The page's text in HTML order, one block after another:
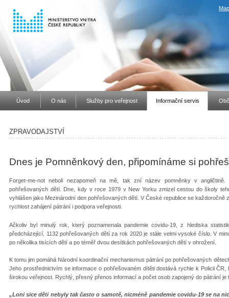
Úvod O nás Služby pro veřejnost Informační servis
ZPRAVODAJSTVÍ
Dnes je Pomněnkový den, připomínáme si
Forget-me-not neboli nezapomeň na mě, tak zní název pomněnky v
pohřešovaných dětí. Dne, kdy v roce 1979 v New Yorku zmizel cestou do školy
vyhlášen jako Mezinárodní den pohřešovaných dětí. V České republice se
rychlost zahájení pátrání i podpora veřejnosti.
Ačkoliv byl minulý rok, který poznamenala pandemie covidu-19, z hlediska
předcházející, 1132 pohřešovaných dětí za rok 2020 je stále velmi vysoké číslo. V
po několika tisících dětí a po téměř dvou desítkách pohřešovaných dětí v ohrožení.
K tomu jim pomáhá Národní koordinační mechanismus pátrání po pohřešovaných
Jeho prostřednictvím se informace o pohřešovaném dítěti dostává rychle k Policii
širokou veřejnost. Rychlý, přesný přenos informací a počet osob zapojený do pátrání
„Loni sice děti nebyly tak často o samotě, nicméně pandemie covidu-19 se na